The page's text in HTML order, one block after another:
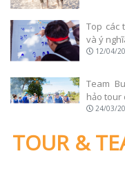
Top các
và ý
12/04/
Team
hảo tour
24/03/
TOUR &